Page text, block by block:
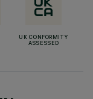
UK CONFORMITY
ASSESSED